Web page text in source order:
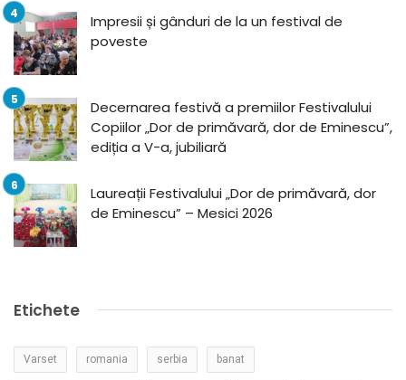
Impresii și gânduri de la un festival de
poveste
Decernarea festivă a premiilor Festivalului
Copiilor „Dor de primăvară, dor de Eminescu”,
ediția a V-a, jubiliară
Laureații Festivalului „Dor de primăvară, dor
de Eminescu” – Mesici 2026
Etichete
Varset romania serbia banat